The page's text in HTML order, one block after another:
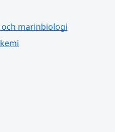
marinbiologi